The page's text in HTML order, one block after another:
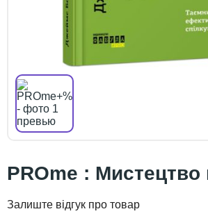
PROme : Мистецтво